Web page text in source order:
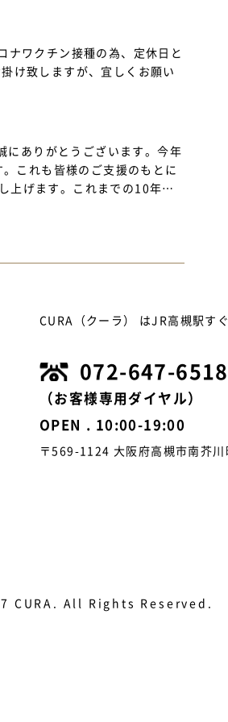
ナワクチン接種の為、定休日と
け致しますが、宜しくお願い
ありがとうございます。今年
これも皆様のご支援のもとに
上げます。これまでの10年…
CURA（クーラ） はJR高槻駅す
072-647-6518
（お客様専用ダイヤル）
OPEN . 10:00-19:00
〒569-1124 大阪府高槻市南芥川
CURA. All Rights Reserved.